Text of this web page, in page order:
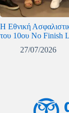
Η Εθνική
του 10ου No Finish
27/07/2026